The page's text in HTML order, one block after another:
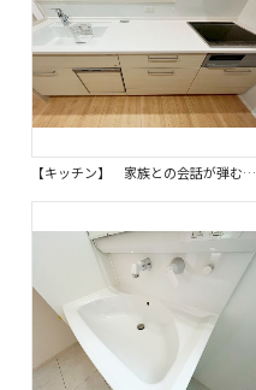
【キッチン】 家族との会話が弾む対面式のキッチン。料理をしながらリビング見渡せる嬉しい安心設計です。 子育て世代にも嬉しい、家族の繋がりを育む空間となるでしょう。同仕様写真。